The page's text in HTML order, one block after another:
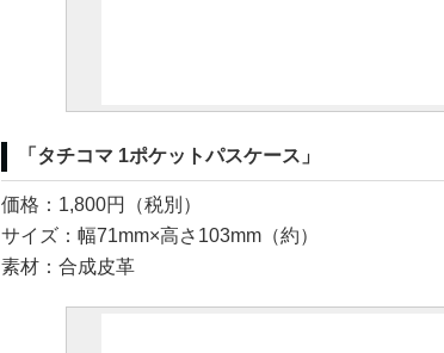
「タチコマ 1ポケットパスケース」
価格：1,800円（税別）
サイズ：幅71mm×高さ103mm（約）
素材：合成皮革